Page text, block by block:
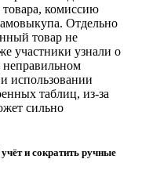
товара, комиссию
Отдельно
товар не
участники узнали о
неправильном
использовании
таблиц, из-за
сильно
и сократить ручные